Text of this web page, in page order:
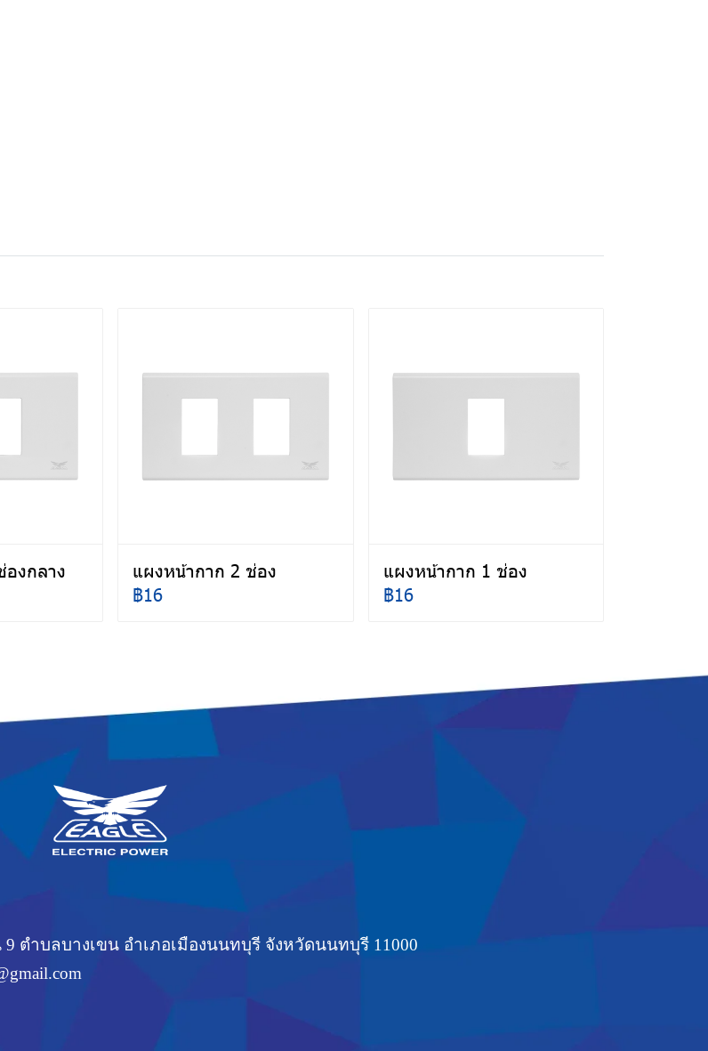
งกลาง
แผงหน้ากาก 2 ช่อง
฿16
แผงหน้ากาก 1 ช่อง
฿16
ตำบลบางเขน อำเภอเมืองนนทบุรี จังหวัดนนทบุรี 11000